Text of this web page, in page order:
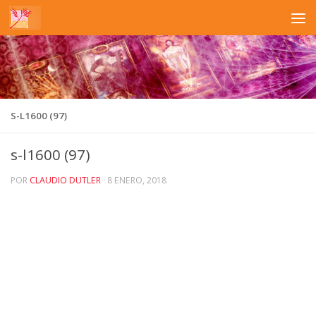
Saltar al contenido
S-L1600 (97)
s-l1600 (97)
POR CLAUDIO DUTLER · 8 ENERO, 2018